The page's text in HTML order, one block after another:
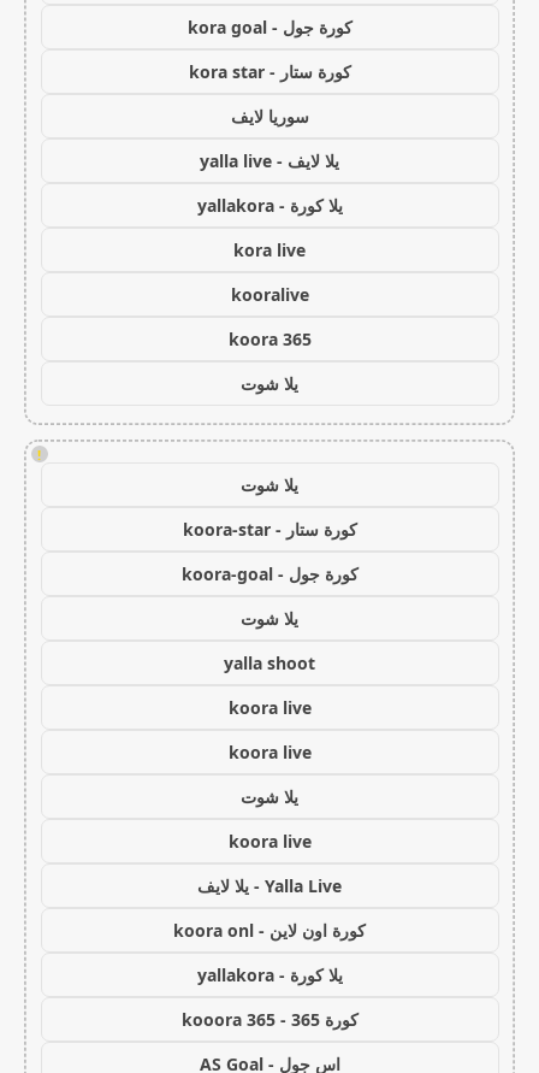
كورة جول - kora goal
كورة ستار - kora star
سوريا لايف
يلا لايف - yalla live
يلا كورة - yallakora
kora live
kooralive
koora 365
يلا شوت
!
يلا شوت
كورة ستار - koora-star
كورة جول - koora-goal
يلا شوت
yalla shoot
koora live
koora live
يلا شوت
koora live
Yalla Live - يلا لايف
كورة اون لاين - koora onl
يلا كورة - yallakora
كورة 365 - kooora 365
اس جول - AS Goal